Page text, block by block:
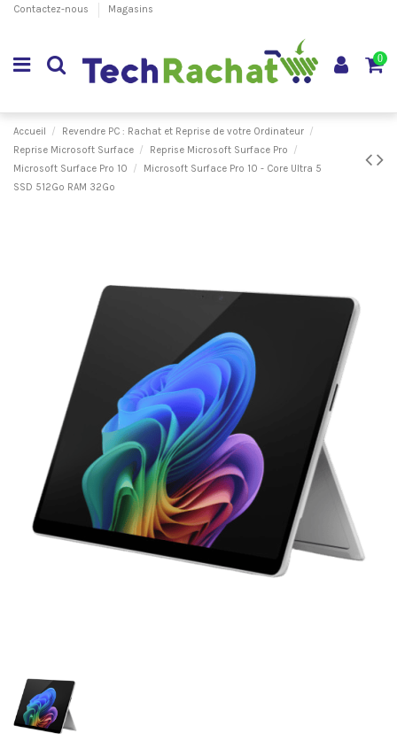
Contactez-nous Magasins
0
Accueil
Revendre PC : Rachat et Reprise de votre Ordinateur
Reprise Microsoft Surface
Reprise Microsoft Surface Pro
Microsoft Surface Pro 10
Microsoft Surface Pro 10 - Core Ultra 5
SSD 512Go RAM 32Go